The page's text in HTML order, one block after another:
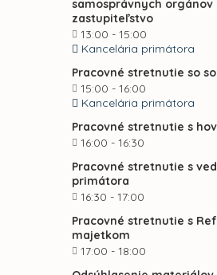
samosprávnych orgánov
zastupiteľstvo
13:00 - 15:00
Kancelária primátora
Pracovné stretnutie so
15:00 - 16:00
Kancelária primátora
Pracovné stretnutie s
16:00 - 16:30
Pracovné stretnutie s
primátora
16:30 - 17:00
Pracovné stretnutie s
majetkom
17:00 - 18:00